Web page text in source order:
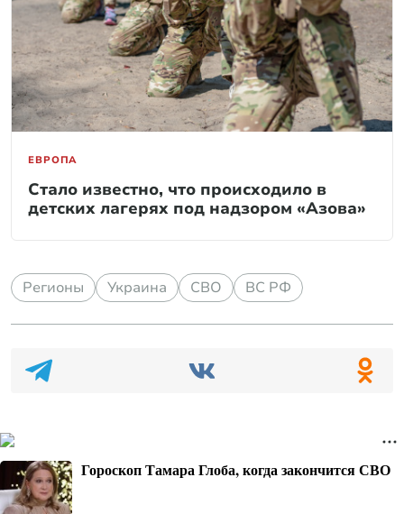
ЕВРОПА
Стало известно, что происходило в
детских лагерях под надзором «Азова»
Регионы Украина СВО ВС РФ
Гороскоп Тамара Глоба, когда закончится СВО